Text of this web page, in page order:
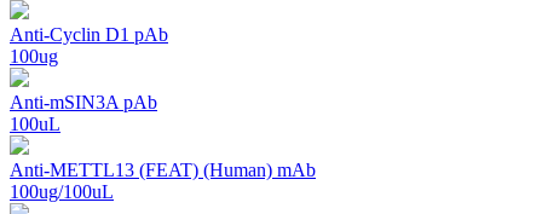
Anti-Cyclin D1 pAb
100ug
Anti-mSIN3A pAb
100uL
Anti-METTL13 (FEAT) (Human) mAb
100ug/100uL